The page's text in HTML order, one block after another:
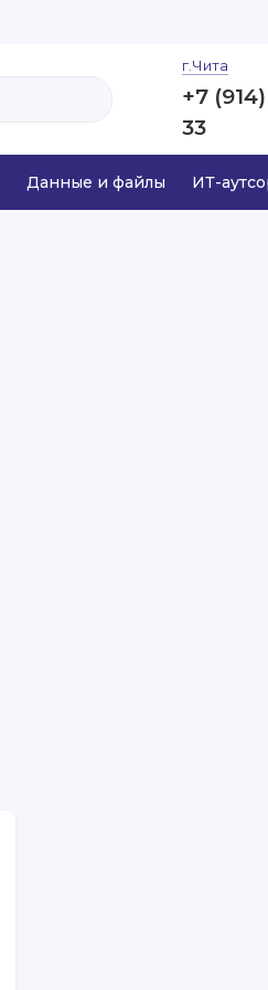
г.Чита
+7
33
Данные и файлы ИТ-